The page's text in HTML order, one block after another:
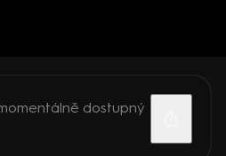
dostupný